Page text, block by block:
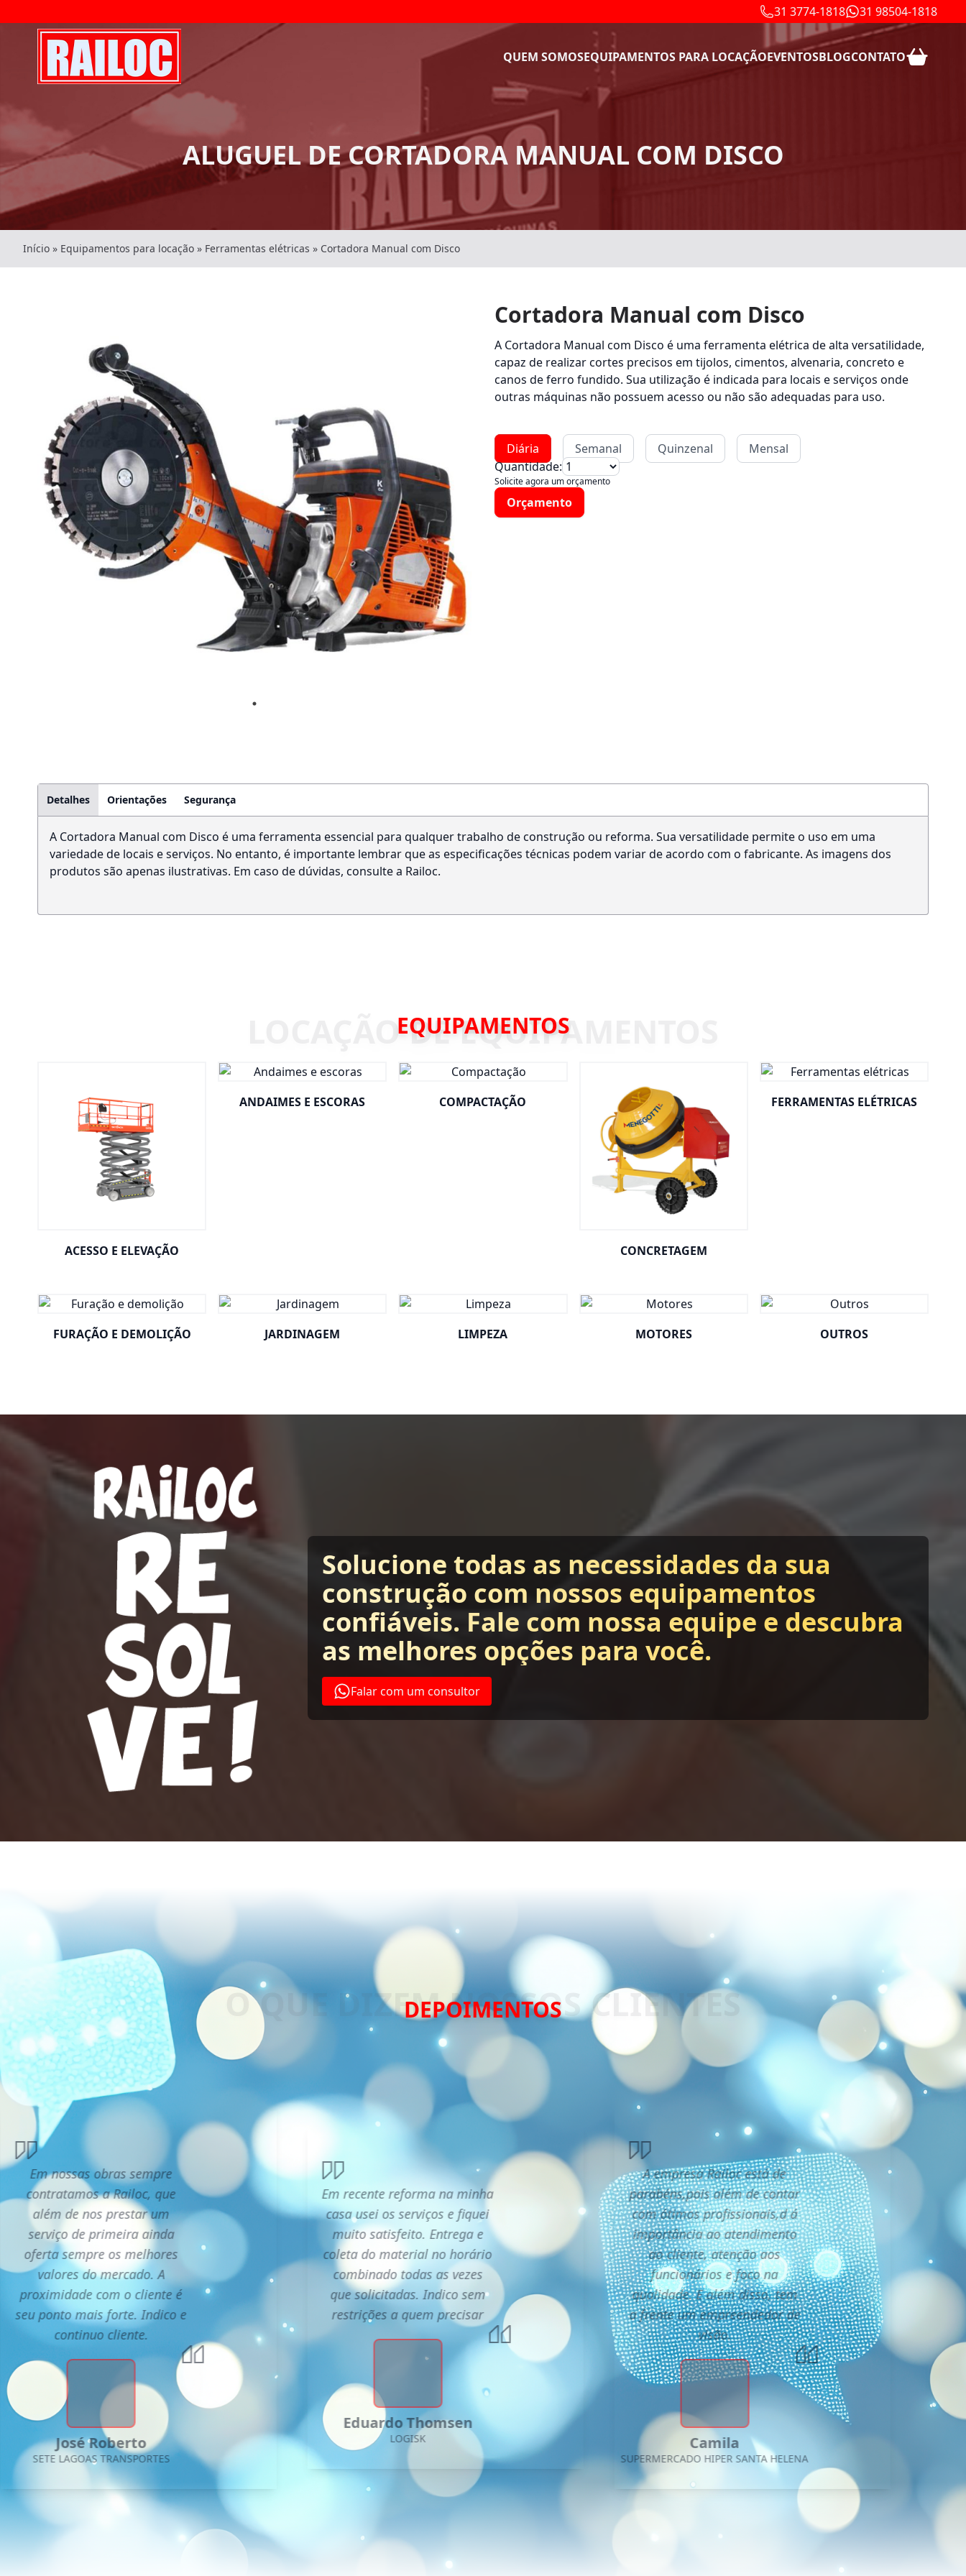
31 3774-1818 31 98504-1818
QUEM SOMOSEQUIPAMENTOS PARA LOCAÇÃOEVENTOSBLOGCONTATO
ALUGUEL DE CORTADORA MANUAL COM DISCO
Início » Equipamentos para locação » Ferramentas elétricas » Cortadora Manual com Disco
Cortadora Manual com Disco
A Cortadora Manual com Disco é uma ferramenta elétrica de alta versatilidade,
capaz de realizar cortes precisos em tijolos, cimentos, alvenaria, concreto e
canos de ferro fundido. Sua utilização é indicada para locais e serviços onde
outras máquinas não possuem acesso ou não são adequadas para uso.
Diária Semanal Quinzenal
Mensal
Quantidade:
Solicite agora um orçamento
Orçamento
Detalhes Orientações Segurança
A Cortadora Manual com Disco é uma ferramenta essencial para qualquer trabalho de construção ou reforma. Sua versatilidade permite o uso em uma
variedade de locais e serviços. No entanto, é importante lembrar que as especificações técnicas podem variar de acordo com o fabricante. As imagens dos
produtos são apenas ilustrativas. Em caso de dúvidas, consulte a Railoc.
EQUIPAMENTOS
ACESSO E ELEVAÇÃO
ANDAIMES E ESCORAS COMPACTAÇÃO
CONCRETAGEM
FERRAMENTAS ELÉTRICAS
FURAÇÃO E DEMOLIÇÃO JARDINAGEM LIMPEZA MOTORES OUTROS
Solucione todas as necessidades da sua
construção com nossos equipamentos
confiáveis. Fale com nossa equipe e descubra
as melhores opções para você.
Falar com um consultor
DEPOIMENTOS
Em nossas obras sempre
contratamos a Railoc, que
além de nos prestar um
serviço de primeira ainda
oferta sempre os melhores
valores do mercado. A
proximidade com o cliente é
seu ponto mais forte. Indico e
continuo cliente.
José Roberto
SETE LAGOAS TRANSPORTES
Em recente reforma na minha
casa usei os serviços e fiquei
muito satisfeito. Entrega e
coleta do material no horário
combinado todas as vezes
que solicitadas. Indico sem
restrições a quem precisar
Eduardo Thomsen
LOGISK
A empresa Railoc está de
parabéns,pois além de contar
com ótimos profissionais,d á
importância ao atendimento
ao cliente, atenção aos
funcionários e foco na
qualidade. E além disso, tem
a frente um empreendedor de
visão.
Camila
SUPERMERCADO HIPER SANTA HELENA